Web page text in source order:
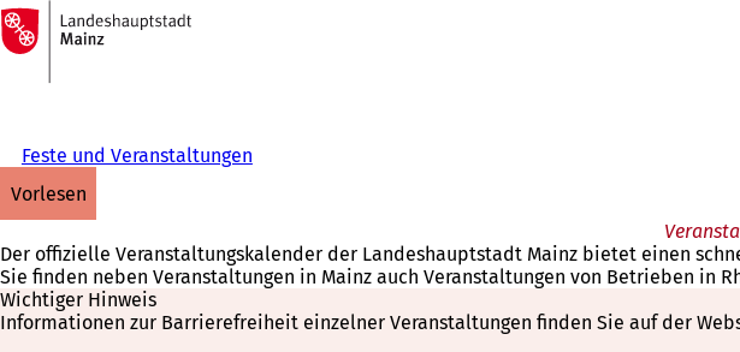
Inhalt anspringen
Zur
Startseite
Feste und Veranstaltungen
vorlesen
Der offizielle Veranstaltungskalender der Landeshauptstadt Mainz bietet einen
Sie finden neben Veranstaltungen in Mainz auch Veranstaltungen von Betrieben in
Wichtiger Hinweis
Informationen zur Barrierefreiheit einzelner Veranstaltungen finden Sie auf der